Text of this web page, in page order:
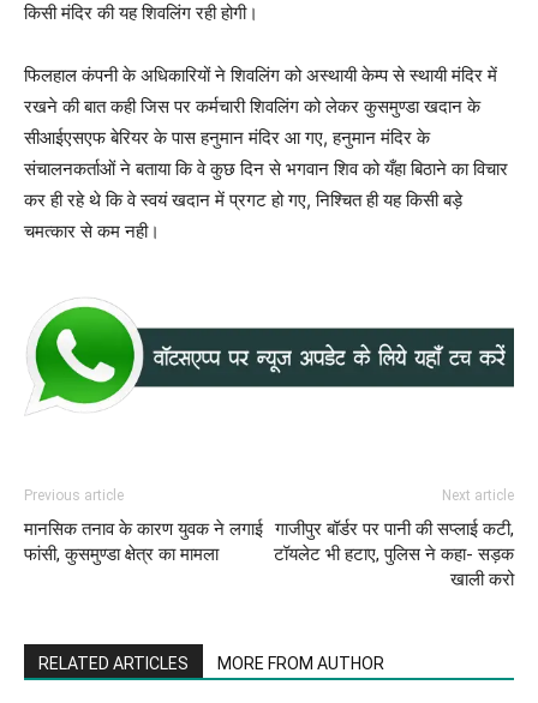
किसी मंदिर की यह शिवलिंग रही होगी।
फिलहाल कंपनी के अधिकारियों ने शिवलिंग को अस्थायी केम्प से स्थायी मंदिर में
रखने की बात कही जिस पर कर्मचारी शिवलिंग को लेकर कुसमुण्डा खदान के
सीआईएसएफ बेरियर के पास हनुमान मंदिर आ गए, हनुमान मंदिर के
संचालनकर्ताओं ने बताया कि वे कुछ दिन से भगवान शिव को यँहा बिठाने का विचार
कर ही रहे थे कि वे स्वयं खदान में प्रगट हो गए, निश्चित ही यह किसी बड़े
चमत्कार से कम नही।
Previous article
मानसिक तनाव के कारण युवक ने लगाई
फांसी, कुसमुण्डा क्षेत्र का मामला
Next article
गाजीपुर बॉर्डर पर पानी की सप्लाई कटी,
टॉयलेट भी हटाए, पुलिस ने कहा- सड़क
खाली करो
RELATED ARTICLES MORE FROM AUTHOR